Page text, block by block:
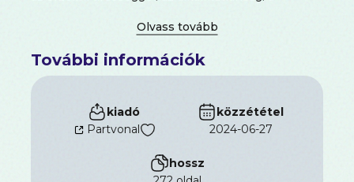
bennük az elhagyatottságtól való állandó félelem,
perfekcionizmushoz, kíméleten önkritikához vagy
éppen önszabotázshoz és frusztrációhoz vezet. Az
érintett nőkkel készített mélyinterjúk százai
nyomán a szerző segít felismerni az érzelmi
bántalmazás széles körben elterjedt hatásait, és
abban nyújt szakavatott segítséget, hogyan lehet
túllépni a bénító múlton, és a gyógyulni vágyók
milyen módon vehetik át a hatalmat saját életük
További információk
kiadó
Partvonal
közzététel
2024-06-27
hossz